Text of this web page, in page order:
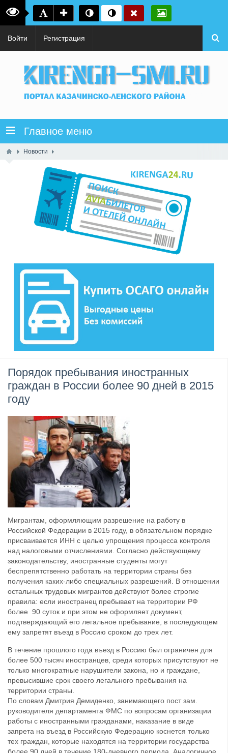
Войти Регистрация
Главное меню
Новости
Порядок пребывания иностранных
граждан в России более 90 дней в 2015
году
Мигрантам, оформляющим разрешение на работу в
Российской Федерации в 2015 году, в обязательном порядке
присваивается ИНН с целью упрощения процесса контроля
над налоговыми отчислениями. Согласно действующему
законодательству, иностранные студенты могут
беспрепятственно работать на территории страны без
получения каких-либо специальных разрешений. В отношении
остальных трудовых мигрантов действуют более строгие
правила: если иностранец пребывает на территории РФ
более 90 суток и при этом не оформляет документ,
подтверждающий его легальное пребывание, в последующем
ему запретят въезд в Россию сроком до трех лет.
В течение прошлого года въезд в Россию был ограничен для
более 500 тысяч иностранцев, среди которых присутствуют не
только многократные нарушители закона, но и граждане,
превысившие срок своего легального пребывания на
территории страны.
По словам Дмитрия Демиденко, занимающего пост зам.
руководителя департамента ФМС по вопросам организации
работы с иностранными гражданами, наказание в виде
запрета на въезд в Российскую Федерацию коснется только
тех граждан, которые находятся на территории государства